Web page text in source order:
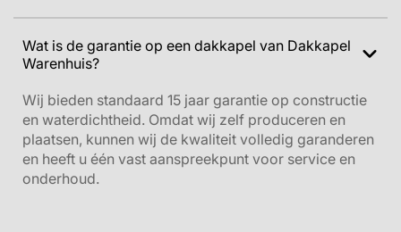
Wat is de garantie op een dakkapel van Dakkapel
Warenhuis?
Wij bieden standaard 15 jaar garantie op constructie
en waterdichtheid. Omdat wij zelf produceren en
plaatsen, kunnen wij de kwaliteit volledig garanderen
en heeft u één vast aanspreekpunt voor service en
onderhoud.